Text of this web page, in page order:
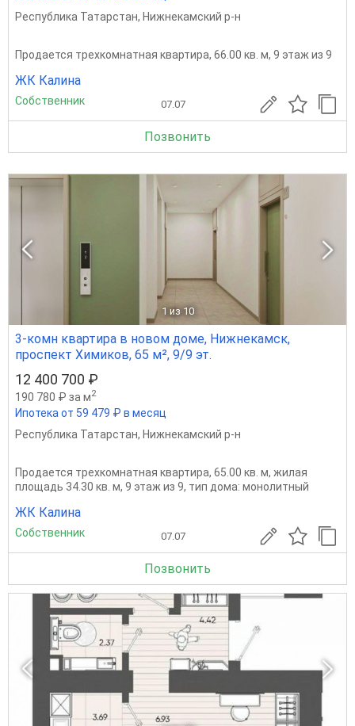
Республика Татарстан, Нижнекамский р-н
Продается трехкомнатная квартира, 66.00 кв. м, 9 этаж из 9
ЖК Калина
Собственник 07.07
Позвонить
1 из 10
3-комн квартира в новом доме, Нижнекамск,
проспект Химиков, 65 м², 9/9 эт.
12 400 700 ₽
190 780 ₽ за м2
Ипотека от 59 479 ₽ в месяц
Республика Татарстан, Нижнекамский р-н
Продается трехкомнатная квартира, 65.00 кв. м, жилая
площадь 34.30 кв. м, 9 этаж из 9, тип дома: монолитный
ЖК Калина
Собственник 07.07
Позвонить